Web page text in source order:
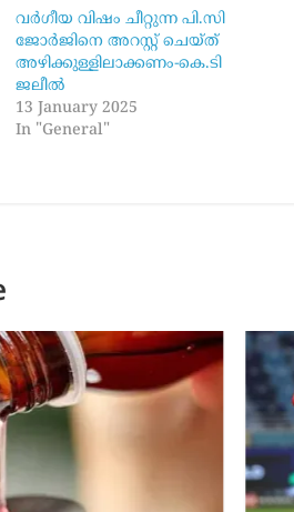
വർഗീയ വിഷം ചീറ്റുന്ന പി.സി
ജോർജിനെ അറസ്റ്റ് ചെയ്ത്
അഴിക്കുള്ളിലാക്കണം-കെ.ടി
ജലീൽ
13 January 2025
In "General"